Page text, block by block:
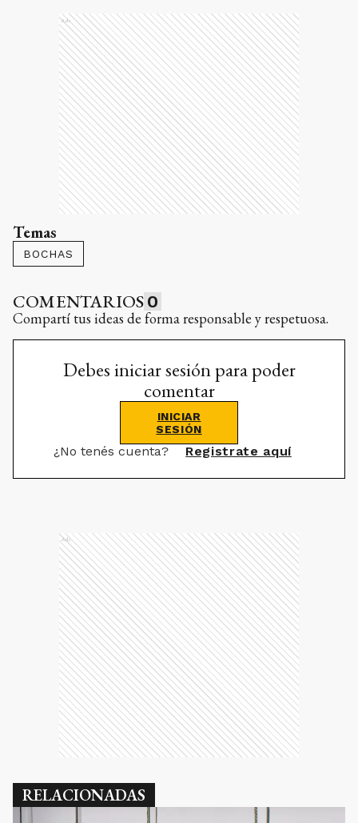
Ads
Temas
BOCHAS
COMENTARIOS 0
Compartí tus ideas de forma responsable y respetuosa.
Debes iniciar sesión para poder
comentar
INICIAR
SESIÓN
¿No tenés cuenta? Registrate aquí
Ads
RELACIONADAS